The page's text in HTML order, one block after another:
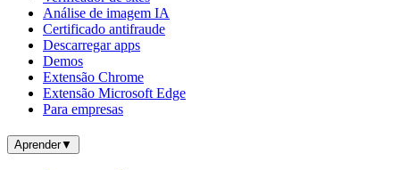
Análise de imagem IA
Certificado antifraude
Descarregar apps
Demos
Extensão Chrome
Extensão Microsoft Edge
Para empresas
Aprender▼